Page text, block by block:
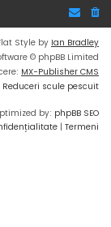
Style by Ian Bradley
© phpBB Limited
MX-Publisher CMS
Reduceri scule pescuit
by: phpBB SEO
| Termeni